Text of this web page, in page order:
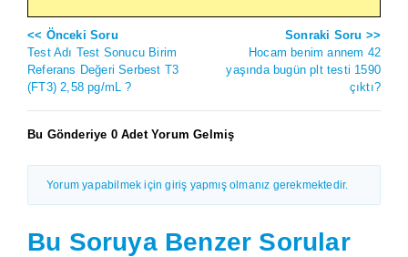
<< Önceki Soru
Test Adı Test Sonucu Birim
Referans Değeri Serbest T3
(FT3) 2,58 pg/mL ?
Sonraki Soru >>
Hocam benim annem 42
yaşında bugün plt testi 1590
çıktı?
Bu Gönderiye 0 Adet Yorum Gelmiş
Yorum yapabilmek için giriş yapmış olmanız gerekmektedir.
Bu Soruya Benzer Sorular